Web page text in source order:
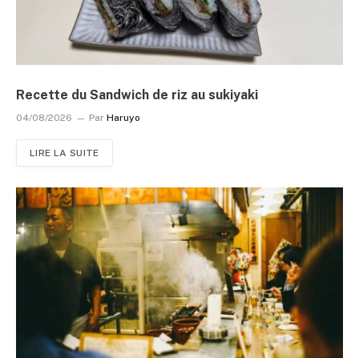
Recette du Sandwich de riz au sukiyaki
04/08/2026 Par Haruyo
LIRE LA SUITE